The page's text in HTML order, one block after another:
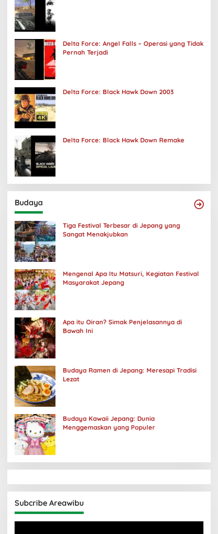
Delta Force: Angel Falls – Operasi yang Tidak
Pernah Terjadi
Delta Force: Black Hawk Down 2003
Delta Force: Black Hawk Down Remake
Budaya
Tiga Festival Terbesar di Jepang yang
Sangat Menakjubkan
Mengenal Apa Itu Matsuri, Kegiatan Festival
Masyarakat Jepang
Apa itu Oiran? Simak Penjelasannya di
Bawah Ini
Budaya Ramen di Jepang: Meresapi Tradisi
Lezat
Budaya Kawaii Jepang: Dunia
Menggemaskan yang Populer
Subcribe Areawibu